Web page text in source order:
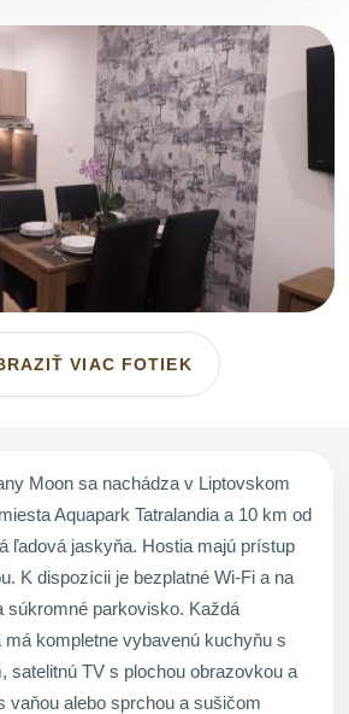
VIAC FOTIEK
Moon sa nachádza v Liptovskom
Aquapark Tatralandia a 10 km od
ľadová jaskyňa. Hostia majú prístup
K dispozícii je bezplatné Wi-Fi a na
súkromné parkovisko. Každá
má kompletne vybavenú kuchyňu s
satelitnú TV s plochou obrazovkou a
vaňou alebo sprchou a sušičom